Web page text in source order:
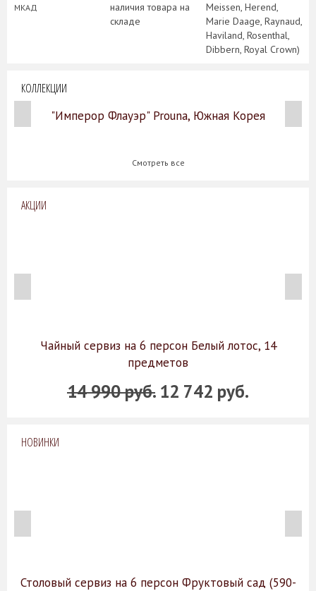
МКАД
наличия товара на
складе
Meissen, Herend,
Marie Daage, Raynaud,
Haviland, Rosenthal,
Dibbern, Royal Crown)
КОЛЛЕКЦИИ
"Имперор Флауэр" Prouna, Южная Корея
Смотреть все
АКЦИИ
Чайный сервиз на 6 персон Белый лотос, 14
предметов
14 990 руб. 12 742 руб.
НОВИНКИ
Столовый сервиз на 6 персон Фруктовый сад (590-